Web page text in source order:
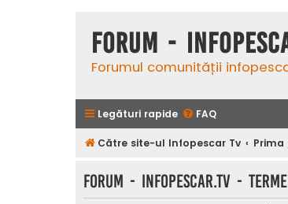
Forum -
Forumul comunității
Legături rapide FAQ
Către site-ul Infopescar Tv Prima
Forum - InfoPescar.Tv -